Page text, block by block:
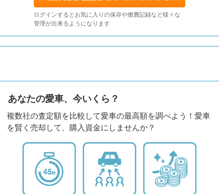
ログインするとお気に入りの保存や燃費記録など様々な
管理が出来るようになります
あなたの愛車、今いくら？
複数社の査定額を比較して愛車の最高額を調べよう！愛車
を賢く売却して、購入資金にしませんか？